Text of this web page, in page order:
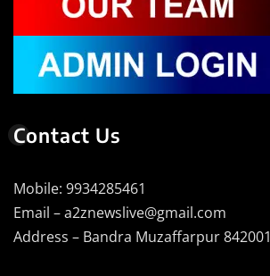
Contact Us
Mobile: 9934285461
Email – a2znewslive@gmail.com
Address – Bandra Muzaffarpur 842001